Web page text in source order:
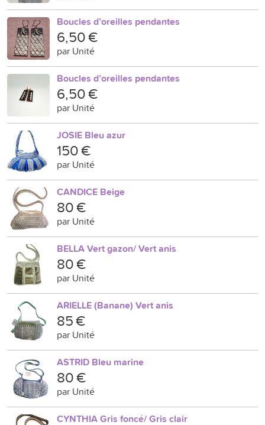
Boucles d’oreilles pendantes
6,50 €
par Unité
Boucles d’oreilles pendantes
6,50 €
par Unité
JOSIE Bleu azur
150 €
par Unité
CANDICE Beige
80 €
par Unité
BELLA Vert gazon/ Vert anis
80 €
par Unité
ARIELLE (Banane) Vert anis
85 €
par Unité
ASTRID Bleu marine
80 €
par Unité
CYNTHIA Gris foncé/ Gris clair